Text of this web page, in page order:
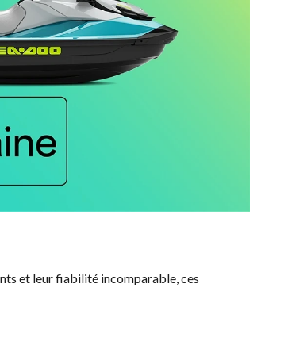
et leur fiabilité incomparable, ces